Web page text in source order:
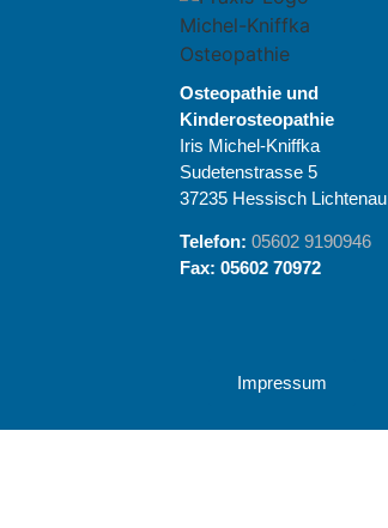
Osteopathie und
Kinderosteopathie
Iris Michel-Kniffka
Sudetenstrasse 5
37235 Hessisch Lichtenau
Telefon: 05602 9190946
Fax: 05602 70972
Impressum